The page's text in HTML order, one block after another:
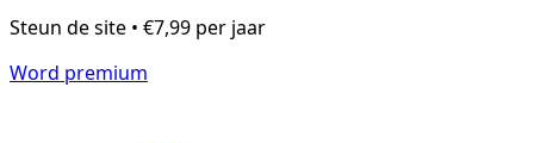
Steun de site • €7,99 per jaar
Word premium